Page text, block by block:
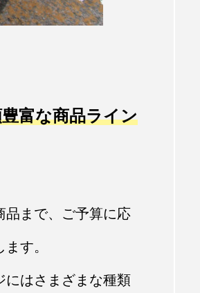
富な商品ライン
品まで、ご予算に応
す。
にはさまざまな種類